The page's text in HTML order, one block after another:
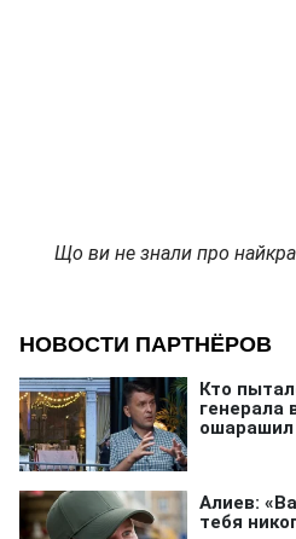
Що ви не знали про